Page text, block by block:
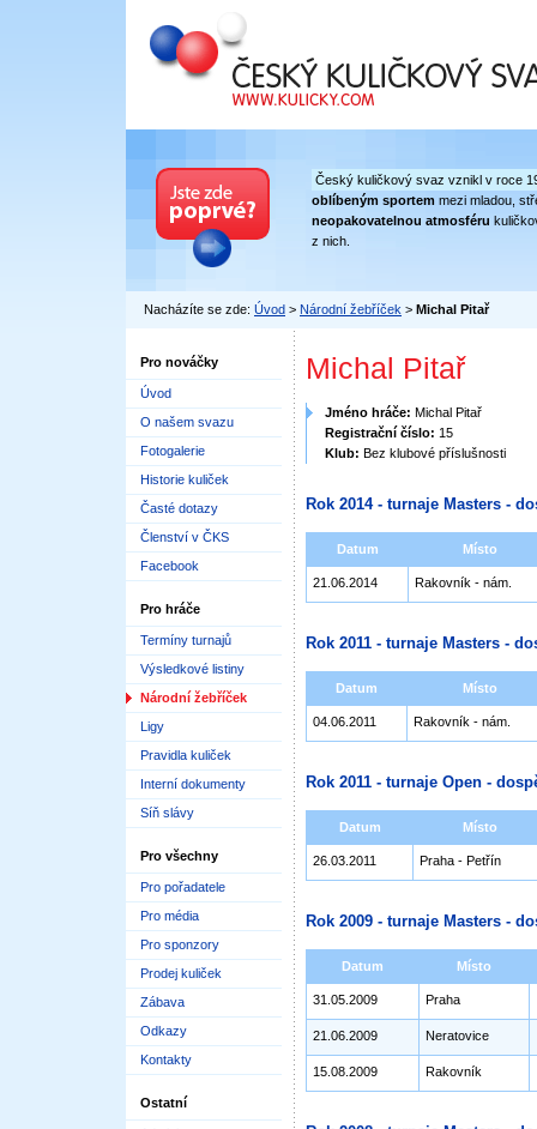
Český kuličkový svaz
Český kuličkový svaz vznikl v roce
oblíbeným sportem mezi mladou,
neopakovatelnou atmosféru
z nich.
Nacházíte se zde: Úvod > Národní žebříček > Michal Pitař
Pro nováčky
Úvod
O našem svazu
Fotogalerie
Historie kuliček
Časté dotazy
Členství v ČKS
Facebook
Pro hráče
Termíny turnajů
Výsledkové listiny
Národní žebříček
Ligy
Pravidla kuliček
Interní dokumenty
Síň slávy
Pro všechny
Pro pořadatele
Pro média
Pro sponzory
Prodej kuliček
Zábava
Odkazy
Kontakty
Ostatní
Michal Pitař
Jméno hráče: Michal Pitař
Registrační číslo: 15
Klub: Bez klubové příslušnosti
Rok 2014 - turnaje Masters -
Datum Místo
21.06.2014 Rakovník - nám.
Rok 2011 - turnaje Masters -
Datum Místo
04.06.2011 Rakovník - nám.
Rok 2011 - turnaje Open -
Datum Místo
26.03.2011 Praha - Petřín
Rok 2009 - turnaje Masters -
Datum Místo
31.05.2009 Praha
21.06.2009 Neratovice
15.08.2009 Rakovník